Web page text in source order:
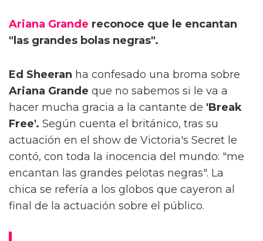
Ariana Grande reconoce que le encantan
"las grandes bolas negras".
Ed Sheeran ha confesado una broma sobre
Ariana Grande que no sabemos si le va a
hacer mucha gracia a la cantante de 'Break
Free'. Según cuenta el británico, tras su
actuación en el show de Victoria's Secret le
contó, con toda la inocencia del mundo: "me
encantan las grandes pelotas negras". La
chica se refería a los globos que cayeron al
final de la actuación sobre el público.